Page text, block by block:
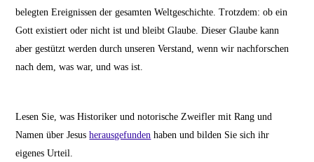
belegten Ereignissen der gesamten Weltgeschichte. Trotzdem: ob ein
Gott existiert oder nicht ist und bleibt Glaube. Dieser Glaube kann
aber gestützt werden durch unseren Verstand, wenn wir nachforschen
nach dem, was war, und was ist.
Lesen Sie, was Historiker und notorische Zweifler mit Rang und
Namen über Jesusherausgefunden haben und bilden Sie sich ihr
eigenes Urteil.